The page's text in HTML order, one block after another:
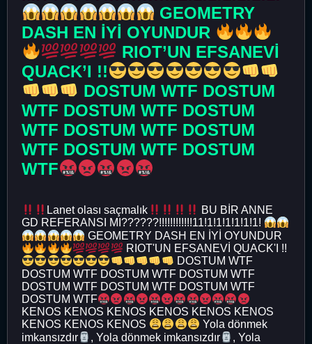
GEOMETRY
DASH EN İYİ OYUNDUR
RIOT’UN EFSANEVİ
QUACK’I !!
DOSTUM WTF DOSTUM
WTF DOSTUM WTF DOSTUM
WTF DOSTUM WTF DOSTUM
WTF DOSTUM WTF DOSTUM
WTF
Lanet olası saçmalık
BU BİR ANNE
GD REFERANSI MI??????!!!!!!!!!!!!11!1!1!1!1!1!1!
GEOMETRY DASH EN İYİ OYUNDUR
RIOT'UN EFSANEVİ QUACK'I !!
DOSTUM WTF
DOSTUM WTF DOSTUM WTF DOSTUM WTF
DOSTUM WTF DOSTUM WTF DOSTUM WTF
DOSTUM WTF
KENOS KENOS KENOS KENOS KENOS KENOS
KENOS KENOS KENOS
Yola dönmek
imkansızdır
, Yola dönmek imkansızdır
, Yola